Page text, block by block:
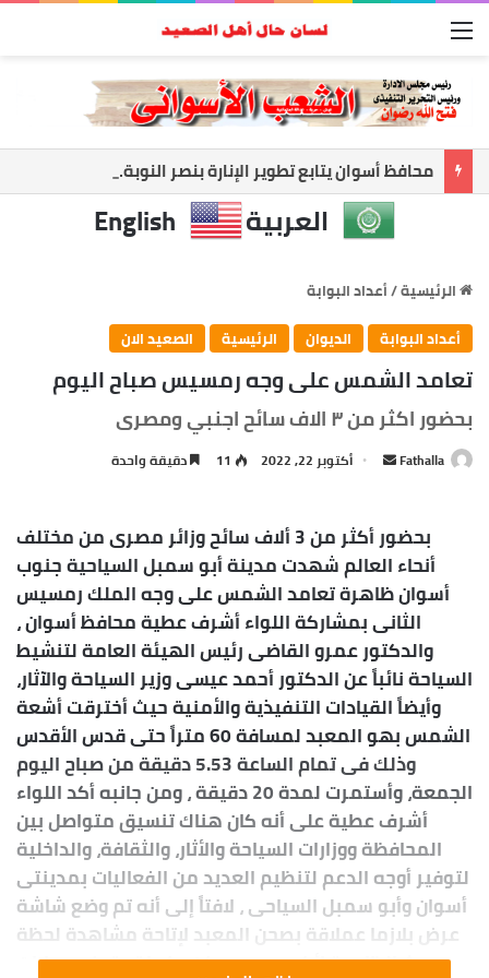
العربية English
الرئيسية/أعداد البوابة
أعداد البوابة
الديوان الرئيسية الصعيد الان
تعامد الشمس على وجه رمسيس صباح اليوم
بحضور اكثر من ٣ الاف سائح اجنبي ومصرى
Fathalla
ل
ب
ر
د
ا
إ
ل
ك
ت
ر
و
ن
ي
ا
أكتوبر 22, 2022 11 دقيقة واحدة
بحضور أكثر من 3 ألاف سائح وزائر مصرى من مختلف
أنحاء العالم شهدت مدينة أبو سمبل السياحية جنوب
أسوان ظاهرة تعامد الشمس على وجه الملك رمسيس
الثانى بمشاركة اللواء أشرف عطية محافظ أسوان ،
والدكتور عمرو القاضى رئيس الهيئة العامة لتنشيط
السياحة نائباً عن الدكتور أحمد عيسى وزير السياحة والآثار،
وأيضاً القيادات التنفيذية والأمنية حيث أخترقت أشعة
الشمس بهو المعبد لمسافة 60 متراً حتى قدس الأقدس
وذلك فى تمام الساعة 5.53 دقيقة من صباح اليوم
الجمعة، وأستمرت لمدة 20 دقيقة ، ومن جانبه أكد اللواء
أشرف عطية على أنه كان هناك تنسيق متواصل بين
المحافظة ووزارات السياحة والأثار، والثقافة، والداخلية
لتوفير أوجه الدعم لتنظيم العديد من الفعاليات بمدينتى
أسوان وأبو سمبل السياحى ، لافتاً إلى أنه تم وضع شاشة
عرض بلازما عملاقة بصحن المعبد لإتاحة مشاهدة لحظة
حدوث الظاهرة لأكبر عدد ممكن ، كما تم توفير بوابات